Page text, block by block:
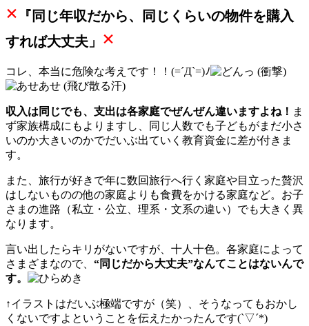
× 『同じ年収だから、同じくらいの物件を購入
すれば大丈夫」 ×
コレ、本当に危険な考えです！！(=´Д`=)ﾉ
収入は同じでも、支出は各家庭でぜんぜん違いますよね！ ま
ず家族構成にもよりますし、同じ人数でも子どもがまだ小さ
いのか大きいのかでだいぶ出ていく教育資金に差が付きま
す。
また、旅行が好きで年に数回旅行へ行く家庭や目立った贅沢
はしないものの他の家庭よりも食費をかける家庭など。お子
さまの進路（私立・公立、理系・文系の違い）でも大きく異
なります。
言い出したらキリがないですが、十人十色。各家庭によって
さまざまなので、 “同じだから大丈夫”なんてことはないんで
す。
↑イラストはだいぶ極端ですが（笑）、そうなってもおかし
くないですよということを伝えたかったんです(`▽´*)